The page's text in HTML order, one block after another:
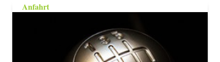
Anfahrt